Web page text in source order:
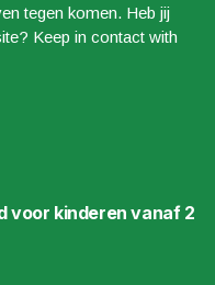
tegen komen. Heb jij
Keep in contact with
voor kinderen vanaf 2